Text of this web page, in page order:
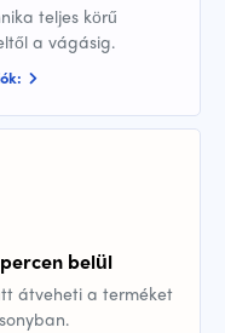
teljes körű
a vágásig.
belül
átveheti a terméket